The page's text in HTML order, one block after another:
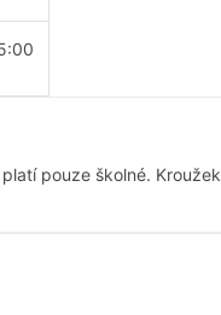
pouze školné. Kroužek